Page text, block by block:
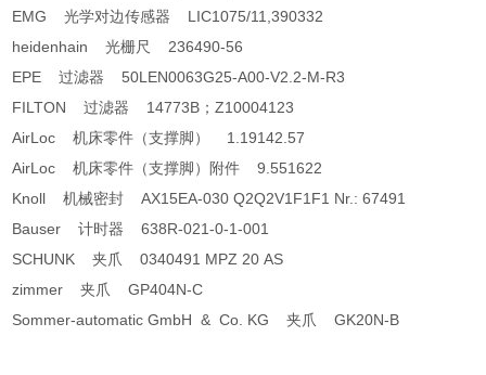
EMG 光学对边传感器 LIC1075/11,390332
heidenhain 光栅尺 236490-56
EPE 过滤器 50LEN0063G25-A00-V2.2-M-R3
FILTON 过滤器 14773B；Z10004123
AirLoc 机床零件（支撑脚） 1.19142.57
AirLoc 机床零件（支撑脚）附件 9.551622
Knoll 机械密封 AX15EA-030 Q2Q2V1F1F1 Nr.: 67491
Bauser 计时器 638R-021-0-1-001
SCHUNK 夹爪 0340491 MPZ 20 AS
zimmer 夹爪 GP404N-C
Sommer-automatic GmbH & Co. KG 夹爪 GK20N-B